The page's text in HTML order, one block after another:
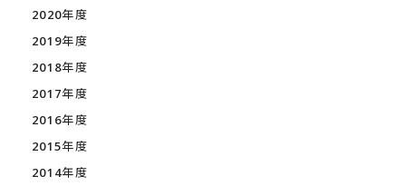
2020年度
2019年度
2018年度
2017年度
2016年度
2015年度
2014年度